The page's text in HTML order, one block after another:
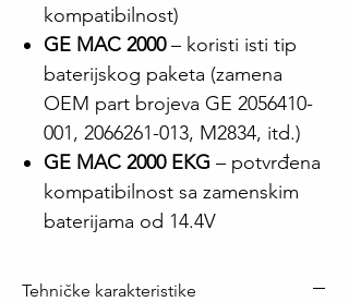
kompatibilnost)
GE MAC 2000– koristi isti tip
baterijskog paketa (zamena
OEM part brojeva GE 2056410-
001, 2066261-013, M2834, itd.)
GE MAC 2000 EKG – potvrđena
kompatibilnost sa zamenskim
baterijama od 14.4V
Tehničke karakteristike